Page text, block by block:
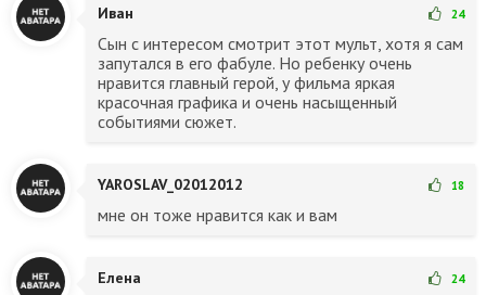
Иван 24
Сын с интересом смотрит этот мульт, хотя я сам
запутался в его фабуле. Но ребенку очень
нравится главный герой, у фильма яркая
красочная графика и очень насыщенный
событиями сюжет.
YAROSLAV_02012012 18
мне он тоже нравится как и вам
Елена 24